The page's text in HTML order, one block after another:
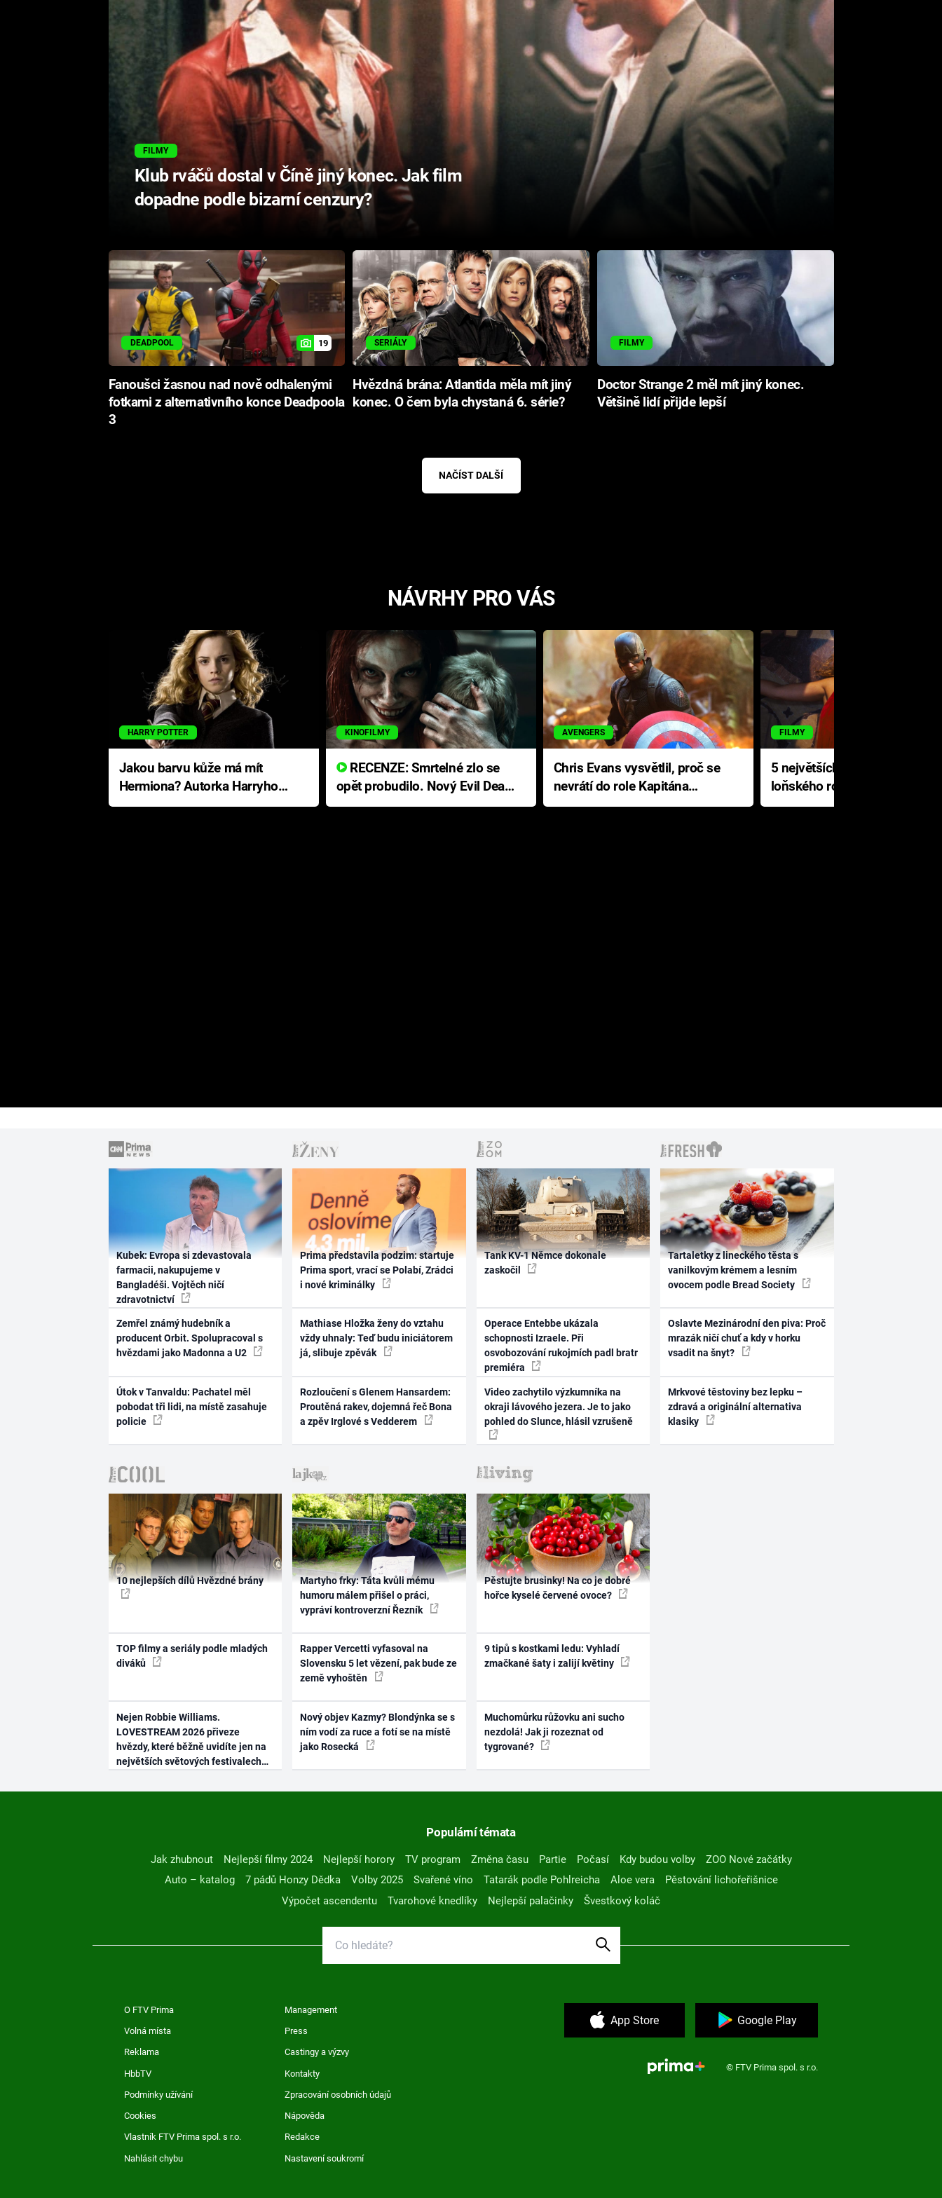
FILMY
Klub rváčů dostal v Číně jiný konec. Jak film
dopadne podle bizarní cenzury?
DEADPOOL 19
Fanoušci žasnou nad nově odhalenými
fotkami z alternativního konce Deadpoola
3
SERIÁLY
Hvězdná brána: Atlantida měla mít jiný
konec. O čem byla chystaná 6. série?
FILMY
Doctor Strange 2 měl mít jiný konec.
Většině lidí přijde lepší
NAČÍST DALŠÍ
NÁVRHY PRO VÁS
HARRY POTTER
Jakou barvu kůže má mít
Hermiona? Autorka Harryho
Pottera přišla s ráznou
KINOFILMY
RECENZE: Smrtelné zlo se
opět probudilo. Nový Evil Dead
přichází s neodolatelnou
AVENGERS
Chris Evans vysvětlil, proč se
nevrátí do role Kapitána
Ameriky
FILMY
5 největších propadáků
loňského roku: Disney na
jediné katastrofě prodělal 200
Kubek: Evropa si zdevastovala
farmacii, nakupujeme v
Bangladéši. Vojtěch ničí
zdravotnictví
Zemřel známý hudebník a
producent Orbit. Spolupracoval s
hvězdami jako Madonna a U2
Útok v Tanvaldu: Pachatel měl
pobodat tři lidi, na místě zasahuje
policie
Prima představila podzim: startuje
Prima sport, vrací se Polabí, Zrádci
i nové kriminálky
Mathiase Hložka ženy do vztahu
vždy uhnaly: Teď budu iniciátorem
já, slibuje zpěvák
Rozloučení s Glenem Hansardem:
Proutěná rakev, dojemná řeč Bona
a zpěv Irglové s Vedderem
Tank KV-1 Němce dokonale
zaskočil
Operace Entebbe ukázala
schopnosti Izraele. Při
osvobozování rukojmích padl bratr
premiéra
Video zachytilo výzkumníka na
okraji lávového jezera. Je to jako
pohled do Slunce, hlásil vzrušeně
Tartaletky z lineckého těsta s
vanilkovým krémem a lesním
ovocem podle Bread Society
Oslavte Mezinárodní den piva: Proč
mrazák ničí chuť a kdy v horku
vsadit na šnyt?
Mrkvové těstoviny bez lepku –
zdravá a originální alternativa
klasiky
10 nejlepších dílů Hvězdné brány
TOP filmy a seriály podle mladých
diváků
Nejen Robbie Williams.
LOVESTREAM 2026 přiveze
hvězdy, které běžně uvidíte jen na
největších světových festivalech
Martyho frky: Táta kvůli mému
humoru málem přišel o práci,
vypráví kontroverzní Řezník
Rapper Vercetti vyfasoval na
Slovensku 5 let vězení, pak bude ze
země vyhoštěn
Nový objev Kazmy? Blondýnka se s
ním vodí za ruce a fotí se na místě
jako Rosecká
Pěstujte brusinky! Na co je dobré
hořce kyselé červené ovoce?
9 tipů s kostkami ledu: Vyhladí
zmačkané šaty i zalijí květiny
Muchomůrku růžovku ani sucho
nezdolá! Jak ji rozeznat od
tygrované?
Populární témata
Jak zhubnout Nejlepší filmy 2024 Nejlepší horory TV program Změna času Partie Počasí Kdy budou volby
ZOO Nové začátky
Auto – katalog
7 pádů Honzy Dědka Volby 2025 Svařené víno Tatarák podle Pohlreicha Aloe vera
Pěstování lichořeřišnice
Výpočet ascendentu
Tvarohové knedlíky Nejlepší palačinky Švestkový koláč
O FTV Prima Management
Volná místa Press
Reklama Castingy a výzvy
HbbTV Kontakty
Podmínky užívání Zpracování osobních údajů
Cookies Nápověda
Vlastník FTV Prima spol. s r.o. Redakce
Nahlásit chybu Nastavení soukromí
App Store Google Play
© FTV Prima spol. s r.o.